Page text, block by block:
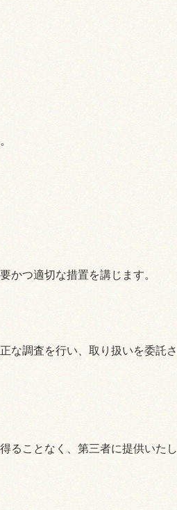
かつ適切な措置を講じます。
な調査を行い、取り扱いを委託さ
ることなく、第三者に提供いたし